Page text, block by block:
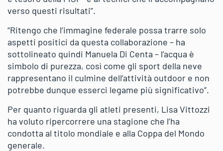
verso questi risultati”.
“Ritengo che l’immagine federale possa trarre solo
aspetti positici da questa collaborazione – ha
sottolineato quindi Manuela Di Centa – l’acqua è
simbolo di purezza, così come gli sport della neve
rappresentano il culmine dell’attività outdoor e non
potrebbe dunque esserci legame più significativo”.
Per quanto riguarda gli atleti presenti, Lisa Vittozzi
ha voluto ripercorrere una stagione che l’ha
condotta al titolo mondiale e alla Coppa del Mondo
generale.